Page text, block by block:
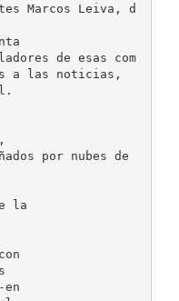
Marcos Leiva, d
de esas com
a las noticias,
por nubes de
la